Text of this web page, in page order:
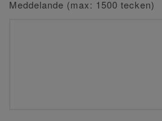
Meddelande (max: 1500 tecken)